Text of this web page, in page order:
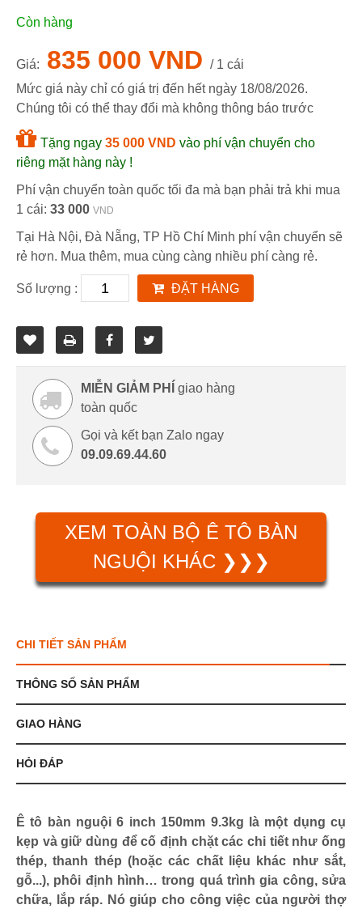
Còn hàng
Giá: 835 000 VND / 1 cái
Mức giá này chỉ có giá trị đến hết ngày 18/08/2026.
Chúng tôi có thể thay đổi mà không thông báo trước
Tặng ngay 35 000 VND vào phí vận chuyển cho
riêng mặt hàng này !
Phí vận chuyển toàn quốc tối đa mà bạn phải trả khi mua
1 cái: 33 000 VND
Tại Hà Nội, Đà Nẵng, TP Hồ Chí Minh phí vận chuyển sẽ
rẻ hơn. Mua thêm, mua cùng càng nhiều phí càng rẻ.
Số lượng : ĐẶT HÀNG
MIỄN GIẢM PHÍ
giao hàng
toàn quốc
Gọi và kết bạn Zalo ngay
09.09.69.44.60
XEM TOÀN BỘ Ê TÔ BÀN
NGUỘI KHÁC ❯❯❯
CHI TIẾT SẢN PHẨM
THÔNG SỐ SẢN PHẨM
GIAO HÀNG
HỎI ĐÁP
Ê tô bàn nguội 6 inch 150mm 9.3kg là một dụng cụ
kẹp và giữ dùng để cố định chặt các chi tiết như ống
thép, thanh thép (hoặc các chất liệu khác như sắt,
gỗ...), phôi định hình… trong quá trình gia công, sửa
chữa, lắp ráp. Nó giúp cho công việc của người thợ